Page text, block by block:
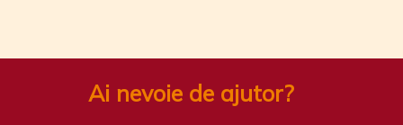
Ai nevoie de ajutor?